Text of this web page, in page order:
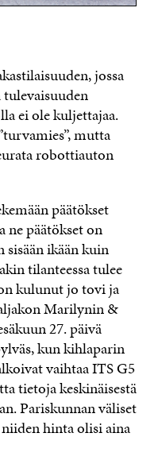
jossa
ei ole kuljettajaa.
mutta
robottiauton
päätökset
päätökset on
ikään kuin
tilanteessa tulee
kulunut jo tovi ja
Marilynin &
27. päivä
kun kihlaparin
vaihtaa ITS G5
tietoja keskinäisestä
Pariskunnan väliset
hinta olisi aina